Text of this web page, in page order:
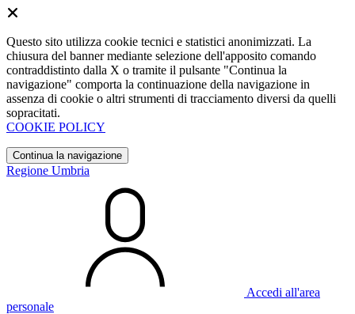
Questo sito utilizza cookie tecnici e statistici anonimizzati. La
chiusura del banner mediante selezione dell'apposito comando
contraddistinto dalla X o tramite il pulsante "Continua la
navigazione" comporta la continuazione della navigazione in
assenza di cookie o altri strumenti di tracciamento diversi da quelli
sopracitati.
COOKIE POLICY
Continua la navigazione
Regione Umbria
Accedi all'area
personale